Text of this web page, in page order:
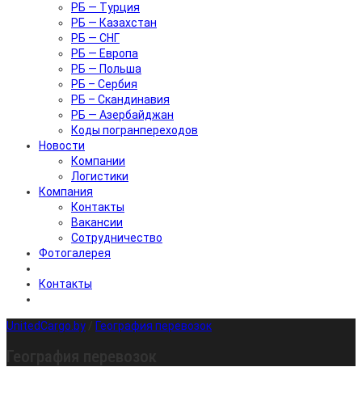
РБ — Турция
РБ — Казахстан
РБ — СНГ
РБ — Европа
РБ — Польша
РБ – Сербия
РБ – Скандинавия
РБ — Азербайджан
Коды погранпереходов
Новости
Компании
Логистики
Компания
Контакты
Вакансии
Сотрудничество
Фотогалерея
Контакты
UnitedCargo.by География перевозок